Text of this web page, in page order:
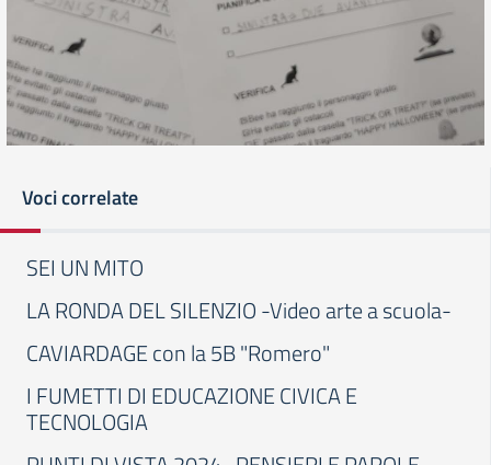
Voci correlate
SEI UN MITO
LA RONDA DEL SILENZIO -Video arte a scuola-
CAVIARDAGE con la 5B "Romero"
I FUMETTI DI EDUCAZIONE CIVICA E
TECNOLOGIA